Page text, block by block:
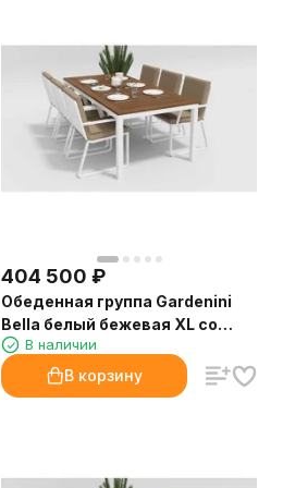
404 500 ₽
Обеденная группа Gardenini
Bella белый бежевая XL со
стульями Voglie
В наличии
В корзину